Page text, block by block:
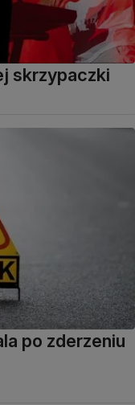
skrzypaczki
po zderzeniu